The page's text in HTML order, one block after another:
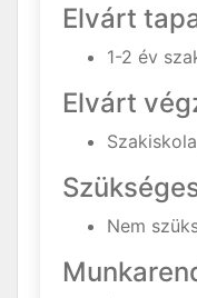
Elvárt
1-2 év
Elvárt
Nem